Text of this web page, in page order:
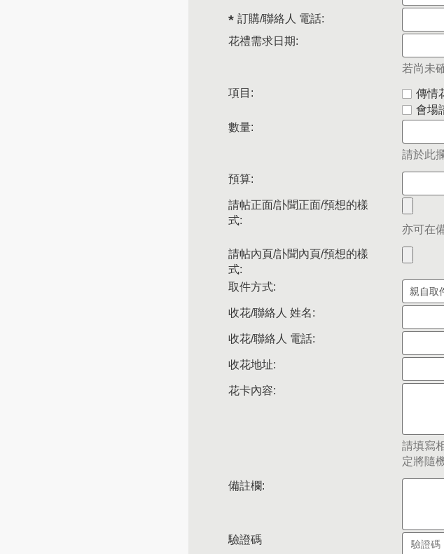
訂購/聯絡人 電話:
花禮需求日期:
若尚未
項目: 傳情
會場
數量:
請於此
預算:
請帖正面/訃聞正面/預想的樣
式:
亦可在
請帖內頁/訃聞內頁/預想的樣
式:
取件方式:
收花/聯絡人 姓名:
收花/聯絡人 電話:
收花地址:
花卡內容:
請填寫
定將隨
備註欄:
驗證碼